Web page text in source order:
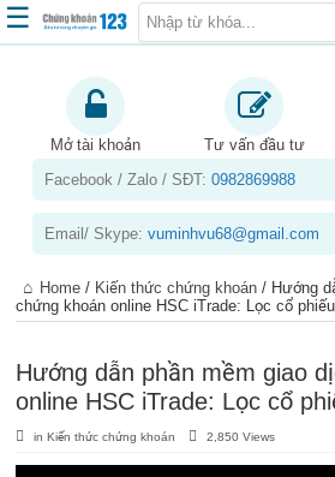
Trang chủ
Kiến thức chứng khoán
Kinh nghiệm đầu tư
Sản phẩm – dịch vụ
Chứng khoán phái sinh
☰
Mở tài khoản Tư vấn đầu tư
Facebook / Zalo / SĐT:0982869988
Email/ Skype:vuminhvu68@gmail.com
Home / Kiến thức chứng khoán / Hướng
chứng khoán online HSC iTrade: Lọc cổ phiếu
Hướng dẫn phần mềm giao
online HSC iTrade: Lọc cổ
inKiến thức chứng khoán 2,850 Views